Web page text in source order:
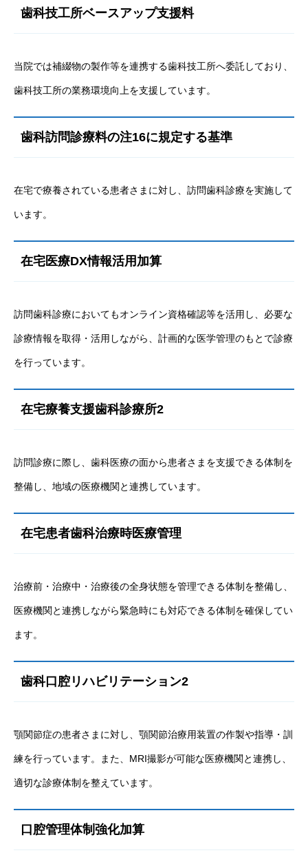
歯科技工所ベースアップ支援料
当院では補綴物の製作等を連携する歯科技工所へ委託しており、
歯科技工所の業務環境向上を支援しています。
歯科訪問診療料の注16に規定する基準
在宅で療養されている患者さまに対し、訪問歯科診療を実施して
います。
在宅医療DX情報活用加算
訪問歯科診療においてもオンライン資格確認等を活用し、必要な
診療情報を取得・活用しながら、計画的な医学管理のもとで診療
を行っています。
在宅療養支援歯科診療所2
訪問診療に際し、歯科医療の面から患者さまを支援できる体制を
整備し、地域の医療機関と連携しています。
在宅患者歯科治療時医療管理
治療前・治療中・治療後の全身状態を管理できる体制を整備し、
医療機関と連携しながら緊急時にも対応できる体制を確保してい
ます。
歯科口腔リハビリテーション2
顎関節症の患者さまに対し、顎関節治療用装置の作製や指導・訓
練を行っています。また、MRI撮影が可能な医療機関と連携し、
適切な診療体制を整えています。
口腔管理体制強化加算